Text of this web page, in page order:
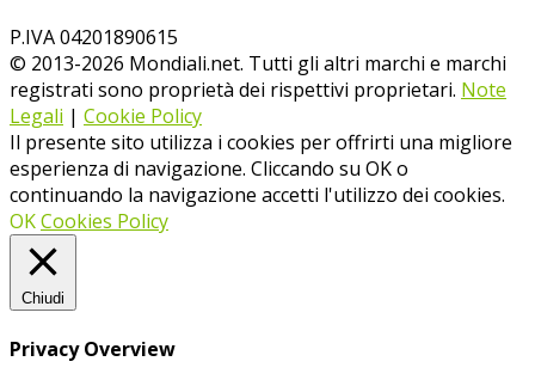
P.IVA 04201890615
© 2013-2026 Mondiali.net. Tutti gli altri marchi e marchi
registrati sono proprietà dei rispettivi proprietari. Note
Legali | Cookie Policy
Il presente sito utilizza i cookies per offrirti una migliore
esperienza di navigazione. Cliccando su OK o
continuando la navigazione accetti l'utilizzo dei cookies.
OKCookies Policy
Chiudi
Privacy Overview